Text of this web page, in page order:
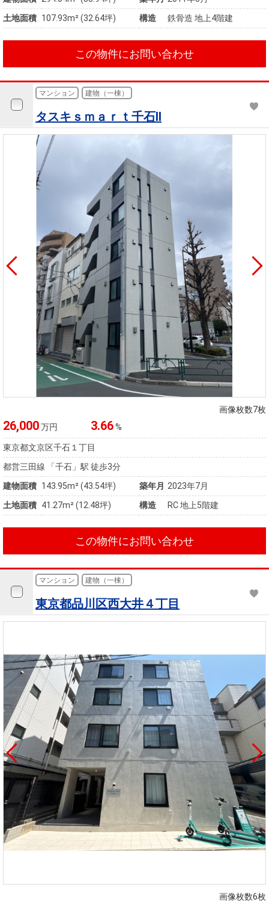
土地面積 107.93m² (32.64坪) 構造 鉄骨造 地上4階建
この物件にお問い合わせ
マンション 建物（一棟）
タスキｓｍａｒｔ千石II
画像枚数7枚
26,000万円 3.66%
東京都文京区千石１丁目
都営三田線 「千石」駅 徒歩3分
建物面積 143.95m² (43.54坪) 築年月 2023年7月
土地面積 41.27m² (12.48坪) 構造 RC 地上5階建
この物件にお問い合わせ
マンション 建物（一棟）
東京都品川区西大井４丁目
画像枚数6枚